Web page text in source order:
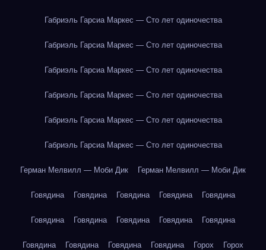
Габриэль Гарсиа Маркес — Сто лет одиночества
Габриэль Гарсиа Маркес — Сто лет одиночества
Габриэль Гарсиа Маркес — Сто лет одиночества
Габриэль Гарсиа Маркес — Сто лет одиночества
Габриэль Гарсиа Маркес — Сто лет одиночества
Габриэль Гарсиа Маркес — Сто лет одиночества
Герман Мелвилл — Моби Дик Герман Мелвилл — Моби Дик
Говядина Говядина Говядина Говядина Говядина
Говядина Говядина Говядина Говядина Говядина
Говядина Говядина Говядина Говядина Горох Горох